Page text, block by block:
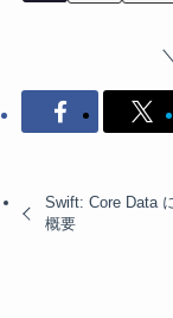
Swift: Core Data
概要